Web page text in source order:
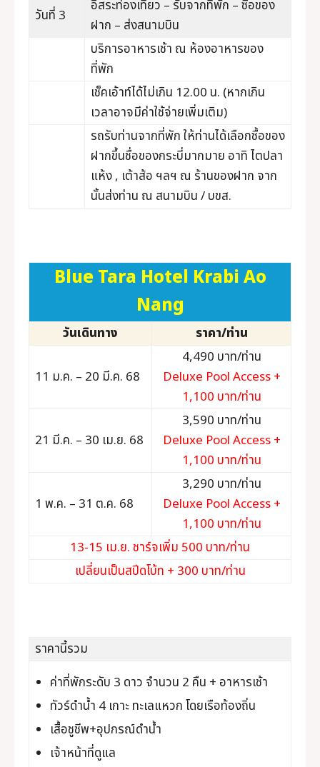
วันที่ 3
อิสระท่องเที่ยว – รับจากที่พัก – ซื้อของ
ฝาก – ส่งสนามบิน
บริการอาหารเช้า ณ ห้องอาหารของ
ที่พัก
เช็คเอ้าท์ได้ไม่เกิน 12.00 น. (หากเกิน
เวลาอาจมีค่าใช้จ่ายเพิ่มเติม)
รถรับท่านจากที่พัก ให้ท่านได้เลือกซื้อของ
ฝากขึ้นชื่อของกระบี่มากมาย อาทิ ไตปลา
แห้ง , เต้าส้อ ฯลฯ ณ ร้านของฝาก จาก
นั้นส่งท่าน ณ สนามบิน / บขส.
Blue Tara Hotel Krabi Ao
Nang
วันเดินทาง ราคา/ท่าน
11 ม.ค. – 20 มี.ค. 68
4,490 บาท/ท่าน
Deluxe Pool Access +
1,100 บาท/ท่าน
21 มี.ค. – 30 เม.ย. 68
3,590 บาท/ท่าน
Deluxe Pool Access +
1,100 บาท/ท่าน
1 พ.ค. – 31 ต.ค. 68
3,290 บาท/ท่าน
Deluxe Pool Access +
1,100 บาท/ท่าน
13-15 เม.ย. ชาร์จเพิ่ม 500 บาท/ท่าน
เปลี่ยนเป็นสปีดโบ้ท + 300 บาท/ท่าน
ราคานี้รวม
ค่าที่พักระดับ 3 ดาว จำนวน 2 คืน + อาหารเช้า
ทัวร์ดำน้ำ 4 เกาะ ทะเลแหวก โดยเรือท้องถิ่น
เสื้อชูชีพ+อุปกรณ์ดำน้ำ
เจ้าหน้าที่ดูแล